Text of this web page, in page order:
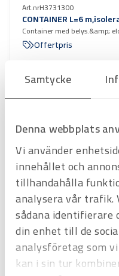
Samtycke
Denna webbplats
Vi använder
innehållet och
tillhandahålla
analysera vår trafik.
sådana identifierare
din enhet till de
analysföretag som
kan i sin tur
Art.nrH3731300
CONTAINER L=6
Container med belys.&amp;
Offertpris
Art.nrH3731200
CONTAINER L=6 meter
inkl. belysning, exkl. hylla
Offertpris